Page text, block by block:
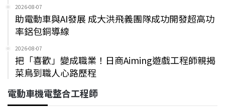
2026-08-07
助電動車與AI發展 成大洪飛義團隊成功開發超高功
率鋁包銅導線
2026-08-07
把「喜歡」變成職業！日商Aiming遊戲工程師親揭
菜鳥到職人心路歷程
電動車機電整合工程師